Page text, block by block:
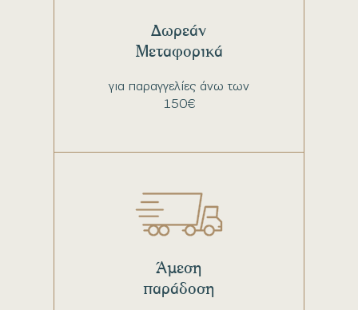
για παραγγελίες άνω των
150€
Δωρεάν
Μεταφορικά
Άμεση
παράδοση